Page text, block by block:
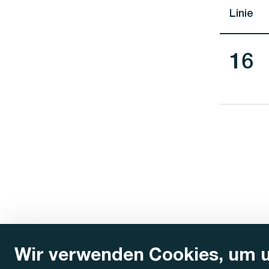
Wir verwenden Cookies, um
Linie
Linie
16